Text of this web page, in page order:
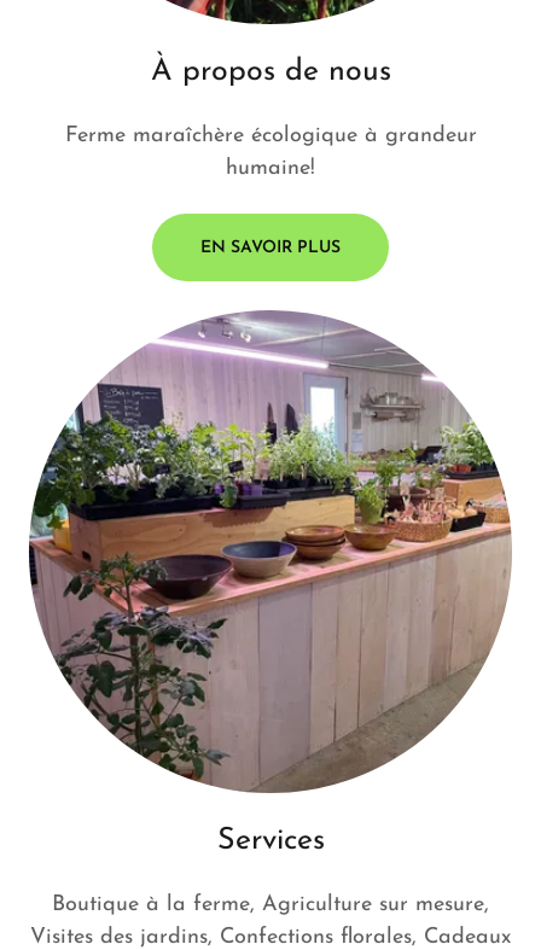
À propos de nous
Ferme maraîchère écologique à grandeur
humaine!
EN SAVOIR PLUS
Services
Boutique à la ferme, Agriculture sur mesure,
Visites des jardins, Confections florales, Cadeaux